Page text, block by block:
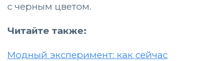
с черным цветом.
Читайте также:
Модный эксперимент: как сейчас